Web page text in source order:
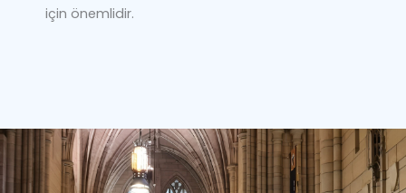
için önemlidir.